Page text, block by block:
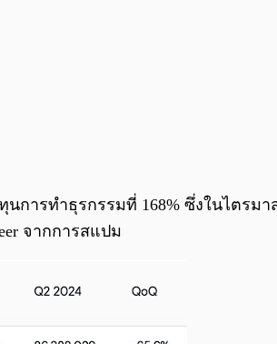
ารทำธุรกรรมที่ 168% ซึ่งในไตรม
จากการสแปม